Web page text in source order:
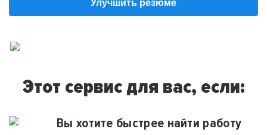
Этот сервис для вас, если:
Вы хотите быстрее найти работу